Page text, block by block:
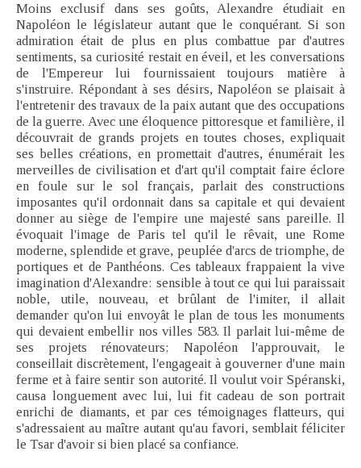
Moins exclusif dans ses goûts, Alexandre étudiait en
Napoléon le législateur autant que le conquérant. Si son
admiration était de plus en plus combattue par d'autres
sentiments, sa curiosité restait en éveil, et les conversations
de l'Empereur lui fournissaient toujours matière à
s'instruire. Répondant à ses désirs, Napoléon se plaisait à
l'entretenir des travaux de la paix autant que des occupations
de la guerre. Avec une éloquence pittoresque et familière, il
découvrait de grands projets en toutes choses, expliquait
ses belles créations, en promettait d'autres, énumérait les
merveilles de civilisation et d'art qu'il comptait faire éclore
en foule sur le sol français, parlait des constructions
imposantes qu'il ordonnait dans sa capitale et qui devaient
donner au siège de l'empire une majesté sans pareille. Il
évoquait l'image de Paris tel qu'il le rêvait, une Rome
moderne, splendide et grave, peuplée d'arcs de triomphe, de
portiques et de Panthéons. Ces tableaux frappaient la vive
imagination d'Alexandre: sensible à tout ce qui lui paraissait
noble, utile, nouveau, et brûlant de l'imiter, il allait
demander qu'on lui envoyât le plan de tous les monuments
qui devaient embellir nos villes 583. Il parlait lui-même de
ses projets rénovateurs; Napoléon l'approuvait, le
conseillait discrètement, l'engageait à gouverner d'une main
ferme et à faire sentir son autorité. Il voulut voir Spéranski,
causa longuement avec lui, lui fit cadeau de son portrait
enrichi de diamants, et par ces témoignages flatteurs, qui
s'adressaient au maître autant qu'au favori, semblait féliciter
le Tsar d'avoir si bien placé sa confiance.